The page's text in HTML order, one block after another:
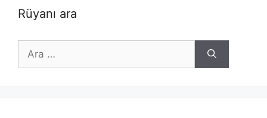
Rüyanı ara
ara